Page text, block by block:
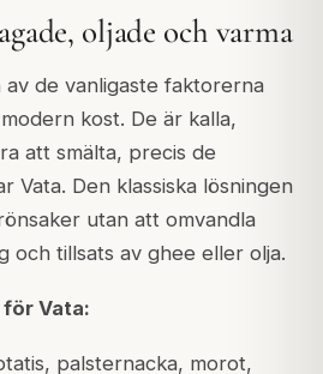
oljade och varma
av de vanligaste faktorerna
kost. De är kalla,
att smälta, precis de
Vata. Den klassiska lösningen
utan att omvandla
och tillsats av ghee eller olja.
Vata:
palsternacka, morot,